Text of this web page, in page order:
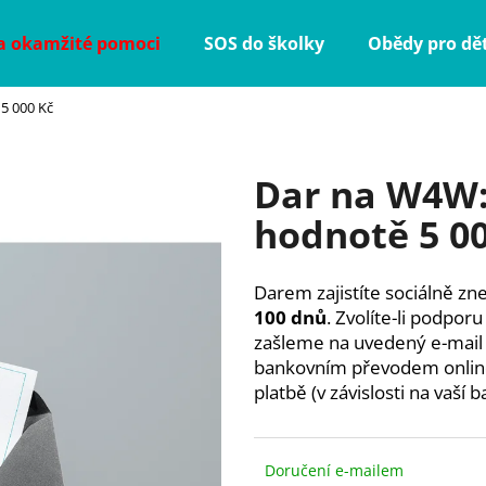
okamžité pomoci SOS do školky Obědy pro
000 Kč
Dar na
hodnotě 5
Darem zajistíte sociálně
100 dnů. Zvolíte-li
zašleme na uvedený e-
bankovním převodem
platbě (v závislosti na vaší
Doručení e-mailem
Co potřebujete najít?
HLEDAT